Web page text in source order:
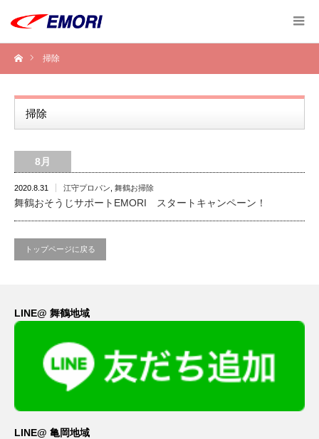
掃除
掃除
8月
2020.8.31 江守プロパン 舞鶴お掃除
舞鶴おそうじサポートEMORI スタートキャンペーン！
トップページに戻る
LINE@ 舞鶴地域
LINE@ 亀岡地域